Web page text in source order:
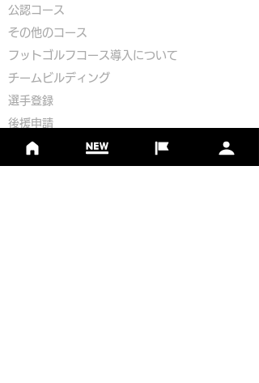
公認コース
​その他のコース
​ フットゴルフコース導入について
​チームビルディング
選手登録​
​後援申請
​イベント依頼
プライバシーポリシー